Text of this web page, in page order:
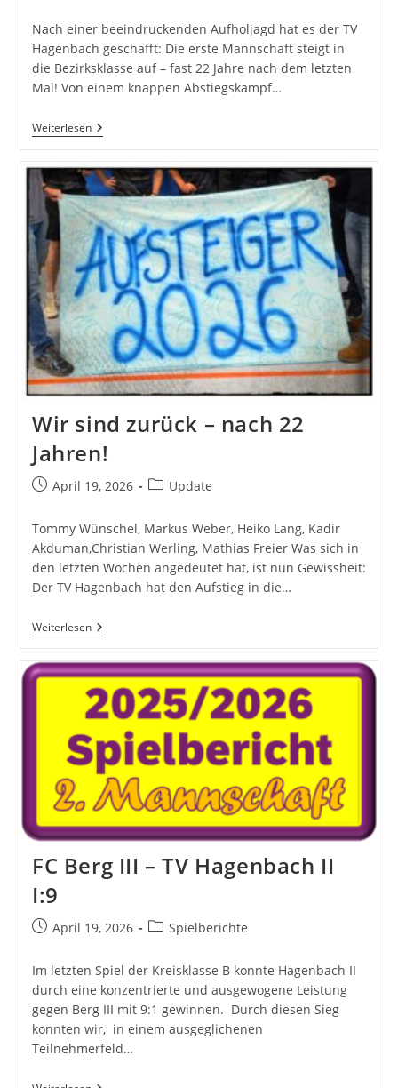
Nach einer beeindruckenden Aufholjagd hat es der TV
Hagenbach geschafft: Die erste Mannschaft steigt in
die Bezirksklasse auf – fast 22 Jahre nach dem letzten
Mal! Von einem knappen Abstiegskampf…
WeiterlesenSaisonrückblick
2025/2026
Wir sind zurück – nach 22
Jahren!
BeitragApril 19, 2026
Beitrags-
Update
Tommy Wünschel, Markus Weber, Heiko Lang, Kadir
Akduman,Christian Werling, Mathias Freier Was sich in
den letzten Wochen angedeutet hat, ist nun Gewissheit:
Der TV Hagenbach hat den Aufstieg in die…
WeiterlesenWir
Sind
–
Nach
22
Jahren!
FC Berg III – TV Hagenbach II
I:9
BeitragApril 19, 2026
Beitrags-
Spielberichte
Im letzten Spiel der Kreisklasse B konnte Hagenbach II
durch eine konzentrierte und ausgewogene Leistung
gegen Berg III mit 9:1 gewinnen. Durch diesen Sieg
konnten wir, in einem ausgeglichenen
Teilnehmerfeld…